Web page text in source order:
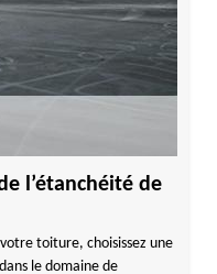
l’étanchéité de
toiture, choisissez une
le domaine de